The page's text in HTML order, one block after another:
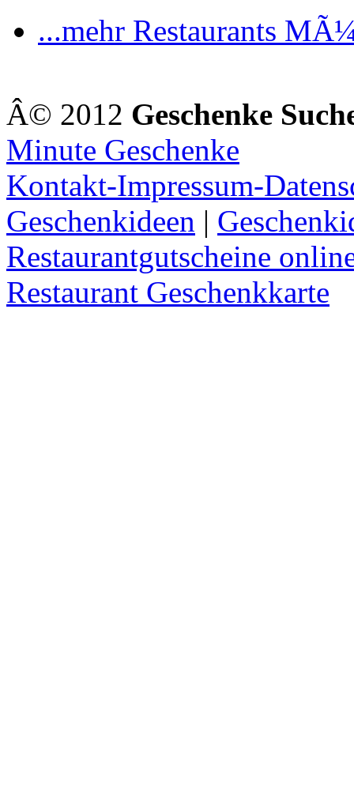
...mehr Restaurants
Â© 2012 Geschenke
Minute Geschenke
Kontakt-Impressum-
Geschenkideen |
Restaurantgutscheine
Restaurant Geschenkkarte